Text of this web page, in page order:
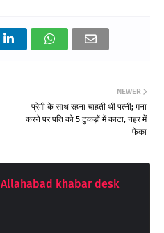
NEWER
प्रेमी के साथ रहना चाहती थी पत्नी; मना
करने पर पति को 5 टुकड़ों में काटा, नहर में
फेंका
Allahabad khabar desk